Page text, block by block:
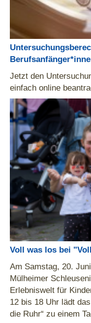
Jetzt den
einfach online
Voll was los bei
Am Samstag, 20.
Mülheimer
Erlebniswelt für
12 bis 18 Uhr lädt
die Ruhr“ zu einem